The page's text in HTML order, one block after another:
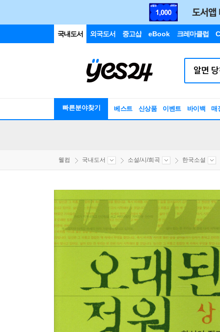
국내도서 외국도서 중고샵 eBook 크레마클럽
빠른분야찾기 베스트 신상품 이벤트 바이백 매
웰컴 국내도서 소설/시/희곡 한국소설